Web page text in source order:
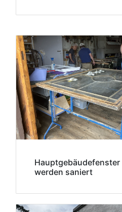
Hauptgebäudefenster
werden saniert